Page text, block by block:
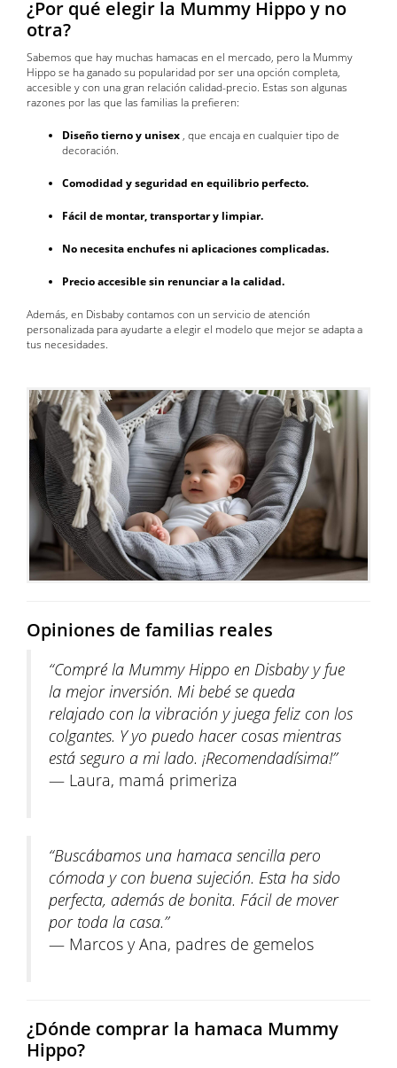
¿Por qué elegir la Mummy Hippo y no
otra?
Sabemos que hay muchas hamacas en el mercado, pero la Mummy
Hippo se ha ganado su popularidad por ser una opción completa,
accesible y con una gran relación calidad-precio. Estas son algunas
razones por las que las familias la prefieren:
Diseño tierno y unisex , que encaja en cualquier tipo de
decoración.
Comodidad y seguridad en equilibrio perfecto.
Fácil de montar, transportar y limpiar.
No necesita enchufes ni aplicaciones complicadas.
Precio accesible sin renunciar a la calidad.
Además, en Disbaby contamos con un servicio de atención
personalizada para ayudarte a elegir el modelo que mejor se adapta a
tus necesidades.
Opiniones de familias reales
“Compré la Mummy Hippo en Disbaby y fue
la mejor inversión. Mi bebé se queda
relajado con la vibración y juega feliz con los
colgantes. Y yo puedo hacer cosas mientras
está seguro a mi lado. ¡Recomendadísima!”
— Laura, mamá primeriza
“Buscábamos una hamaca sencilla pero
cómoda y con buena sujeción. Esta ha sido
perfecta, además de bonita. Fácil de mover
por toda la casa.”
— Marcos y Ana, padres de gemelos
¿Dónde comprar la hamaca Mummy
Hippo?